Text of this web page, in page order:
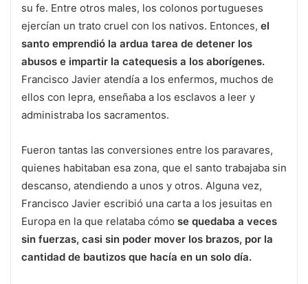
su fe. Entre otros males, los colonos portugueses
ejercían un trato cruel con los nativos. Entonces, el
santo emprendió la ardua tarea de detener los
abusos e impartir la catequesis a los aborígenes.
Francisco Javier atendía a los enfermos, muchos de
ellos con lepra, enseñaba a los esclavos a leer y
administraba los sacramentos.
Fueron tantas las conversiones entre los paravares,
quienes habitaban esa zona, que el santo trabajaba sin
descanso, atendiendo a unos y otros. Alguna vez,
Francisco Javier escribió una carta a los jesuitas en
Europa en la que relataba cómo se quedaba a veces
sin fuerzas, casi sin poder mover los brazos, por la
cantidad de bautizos que hacía en un solo día.